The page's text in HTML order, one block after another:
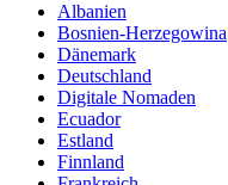
Albanien
Bosnien-Herzegowina
Dänemark
Deutschland
Digitale Nomaden
Ecuador
Estland
Finnland